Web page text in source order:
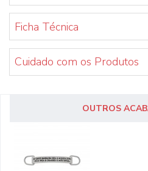
Ficha Técnica
Cuidado com os Produtos
OUTROS